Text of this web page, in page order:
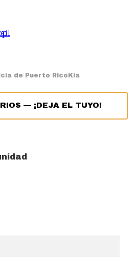
de Puerto Rico Kia
— ¡DEJA EL TUYO!